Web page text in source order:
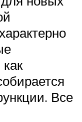
Все